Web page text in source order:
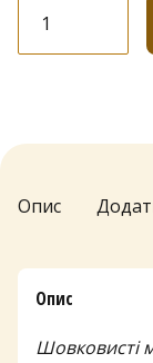
Dolores
"Jemma"
Опис
Опис
Шовковисті